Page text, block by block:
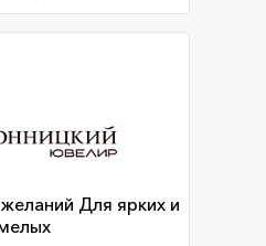
Для ярких и